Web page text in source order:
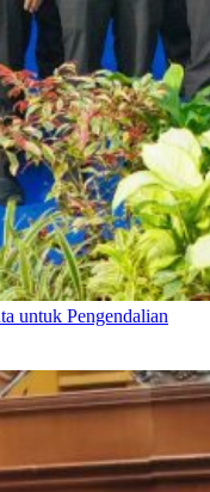
untuk Pengendalian